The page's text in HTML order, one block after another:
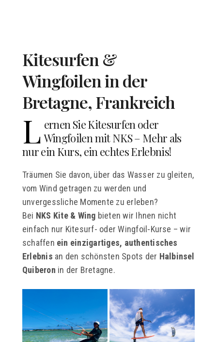
Kitesurfen &
Wingfoilen in der
Bretagne, Frankreich
L ernen Sie Kitesurfen oder
Wingfoilen mit NKS – Mehr als
nur ein Kurs, ein echtes Erlebnis!
Träumen Sie davon, über das Wasser zu gleiten,
vom Wind getragen zu werden und
unvergessliche Momente zu erleben?
Bei NKS Kite & Wing bieten wir Ihnen nicht
einfach nur Kitesurf- oder Wingfoil-Kurse – wir
schaffen ein einzigartiges, authentisches
Erlebnis an den schönsten Spots der Halbinsel
Quiberon in der Bretagne.